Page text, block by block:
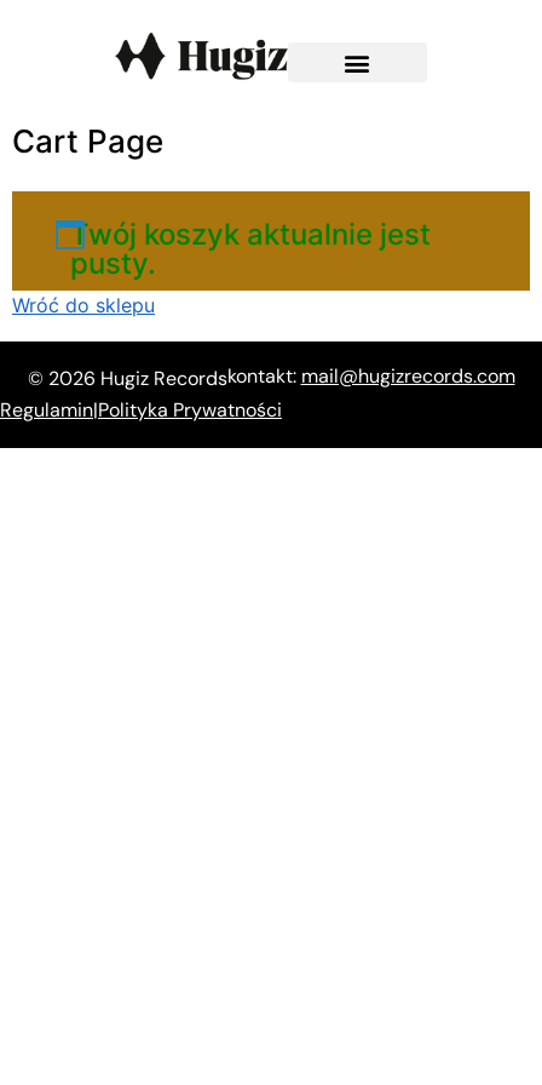
Cart Page
Twój koszyk aktualnie jest
pusty.
Wróć do sklepu
© 2026 Hugiz Recordskontakt: mail@hugizrecords.com
Regulamin|Polityka Prywatności